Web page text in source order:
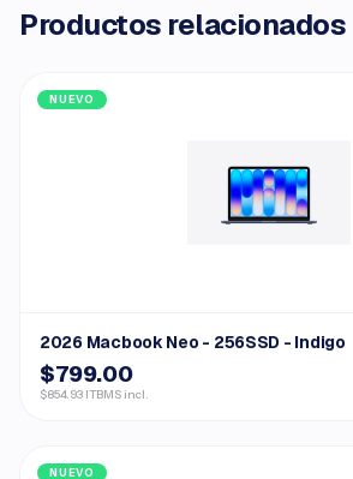
Productos relacionados
NUEVO
2026 Macbook Neo - 256SSD - Indigo
$799.00
$854.93 ITBMS incl.
NUEVO